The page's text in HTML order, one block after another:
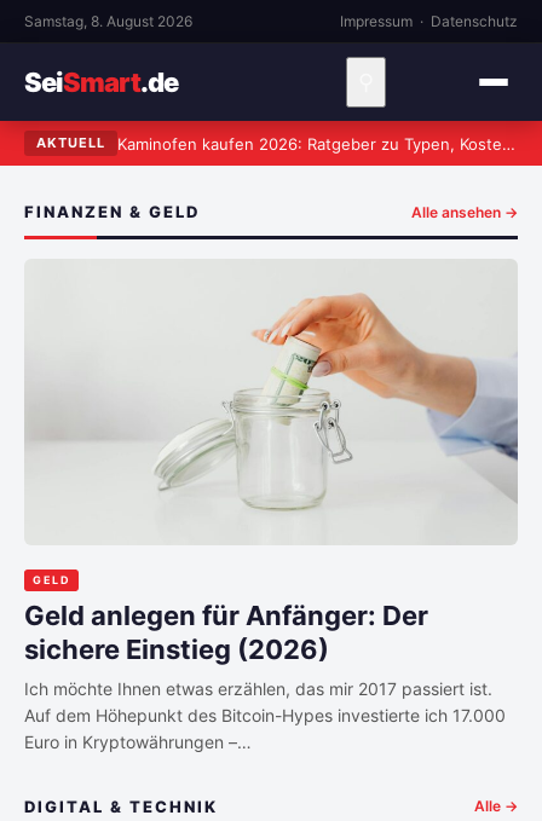
Samstag, 8. August 2026 Impressum · Datenschutz
SeiSmart.de
AKTUELL Kaminofen kaufen 2026: Ratgeber zu Typen, Kosten und worauf wirklich zu achten ist
FINANZEN & GELD Alle ansehen →
GELD
Geld anlegen für Anfänger: Der
sichere Einstieg (2026)
Ich möchte Ihnen etwas erzählen, das mir 2017 passiert ist.
Auf dem Höhepunkt des Bitcoin-Hypes investierte ich 17.000
Euro in Kryptowährungen –…
DIGITAL & TECHNIK Alle →